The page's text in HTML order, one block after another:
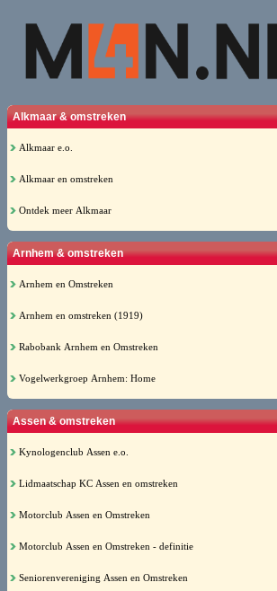
Alkmaar & omstreken
Alkmaar e.o.
Alkmaar en omstreken
Ontdek meer Alkmaar
Arnhem & omstreken
Arnhem en Omstreken
Arnhem en omstreken (1919)
Rabobank Arnhem en Omstreken
Vogelwerkgroep Arnhem: Home
Assen & omstreken
Kynologenclub Assen e.o.
Lidmaatschap KC Assen en omstreken
Motorclub Assen en Omstreken
Motorclub Assen en Omstreken - definitie
Seniorenvereniging Assen en Omstreken